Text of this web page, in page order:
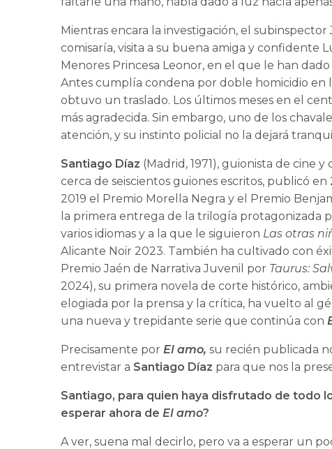
Mientras encara la investigación, el
comisaría, visita a su buena amiga y
Menores Princesa Leonor, en el que le han
Antes cumplía condena por doble homicidio en
obtuvo un traslado. Los últimos meses en el
más agradecida. Sin embargo, uno de los
atención, y su instinto policial no la dejará
Santiago Díaz (Madrid, 1971), guionista de cine
cerca de seiscientos guiones escritos, publicó en
2019 el Premio Morella Negra y el Premio
la primera entrega de la trilogía protagonizada
varios idiomas y a la que le siguieron Las otras
Alicante Noir 2023. También ha cultivado con
Premio Jaén de Narrativa Juvenil por Taurus:
2024), su primera novela de corte histórico,
elogiada por la prensa y la crítica, ha vuelto al
una nueva y trepidante serie que continúa con
Precisamente porEl amo, su recién publicada
entrevistar a Santiago Díaz para que nos la
Santiago, para quien haya disfrutado de todo
esperar ahora deEl amo?
A ver, suena mal decirlo, pero va a esperar un